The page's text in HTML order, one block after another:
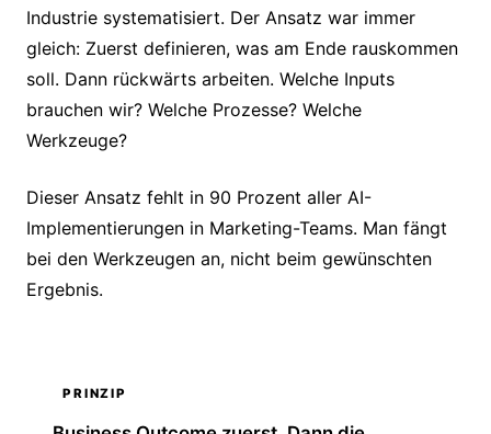
Industrie systematisiert. Der Ansatz war immer
gleich: Zuerst definieren, was am Ende rauskommen
soll. Dann rückwärts arbeiten. Welche Inputs
brauchen wir? Welche Prozesse? Welche
Werkzeuge?
Dieser Ansatz fehlt in 90 Prozent aller AI-
Implementierungen in Marketing-Teams. Man fängt
bei den Werkzeugen an, nicht beim gewünschten
Ergebnis.
PRINZIP